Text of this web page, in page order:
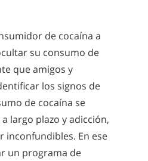
de cocaína a
su consumo de
que amigos y
los signos de
de cocaína se
largo plazo y adicción,
inconfundibles. En ese
un programa de